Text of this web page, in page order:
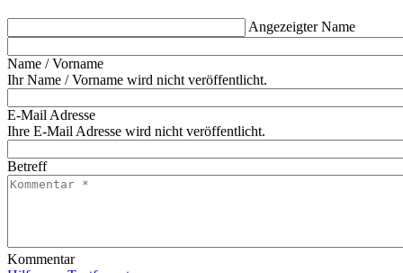
Angezeigter Name
Name / Vorname
Ihr Name / Vorname wird nicht veröffentlicht.
E-Mail Adresse
Ihre E-Mail Adresse wird nicht veröffentlicht.
Betreff
Kommentar